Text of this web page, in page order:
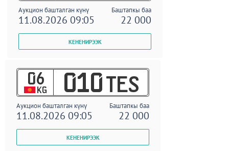
Аукцион башталган күнү Баштапкы баа
11.08.2026 09:05 22 000
06
KG 010 TES
Аукцион башталган күнү Баштапкы баа
11.08.2026 09:05 22 000